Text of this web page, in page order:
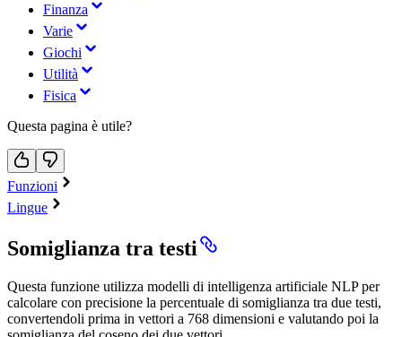
Finanza
Varie
Giochi
Utilità
Fisica
Questa pagina è utile?
Funzioni
Lingue
Somiglianza tra testi
Questa funzione utilizza modelli di intelligenza artificiale NLP per
calcolare con precisione la percentuale di somiglianza tra due testi,
convertendoli prima in vettori a 768 dimensioni e valutando poi la